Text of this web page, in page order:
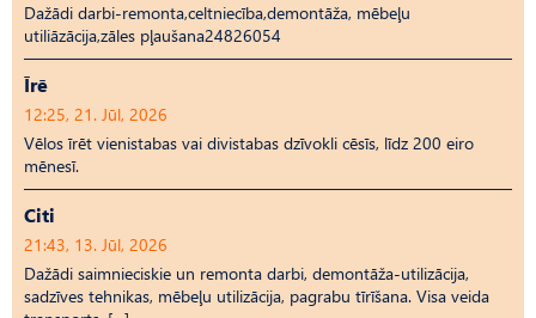
Dažādi darbi-remonta,celtniecība,demontāža, mēbeļu
utiliāzācija,zāles pļaušana24826054
Īrē
12:25, 21. Jūl, 2026
Vēlos īrēt vienistabas vai divistabas dzīvokli cēsīs, līdz 200 eiro
mēnesī.
Citi
21:43, 13. Jūl, 2026
Dažādi saimnieciskie un remonta darbi, demontāža-utilizācija,
sadzīves tehnikas, mēbeļu utilizācija, pagrabu tīrīšana. Visa veida